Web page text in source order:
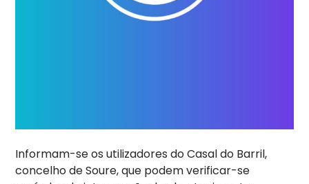
Informam-se os utilizadores do Casal do Barril,
concelho de Soure, que podem verificar-se